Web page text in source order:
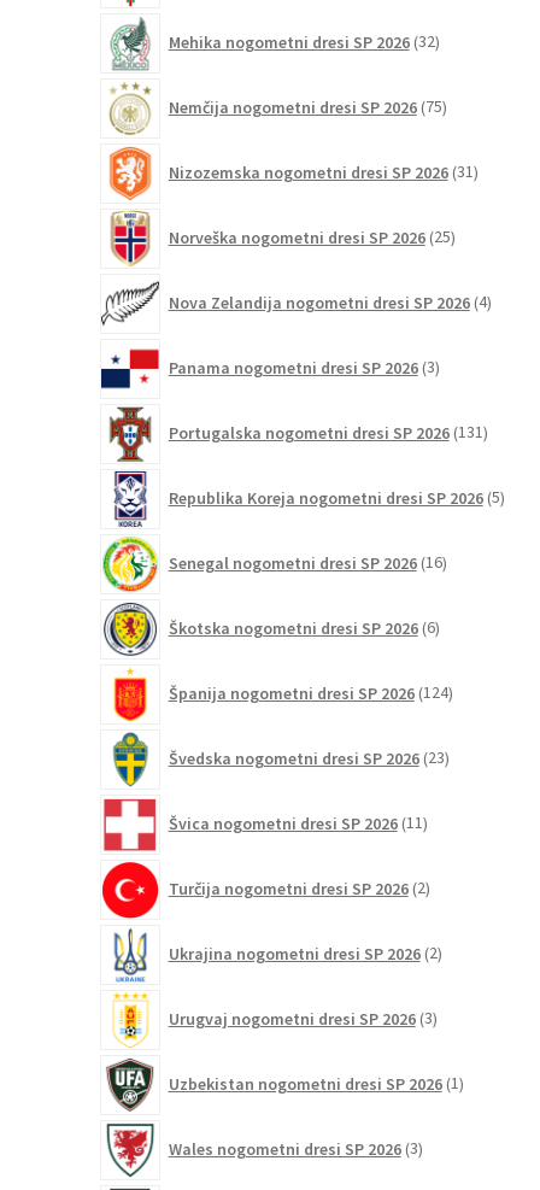
Mehika nogometni dresi SP 2026 32izdelkov
Nemčija nogometni dresi SP 2026 75izdelkov
Nizozemska nogometni dresi SP 2026 31izdelkov
Norveška nogometni dresi SP 2026 25izdelkov
Nova Zelandija nogometni dresi SP 2026 4izdelki
Panama nogometni dresi SP 2026 3izdelki
Portugalska nogometni dresi SP 2026 131
Republika Koreja nogometni dresi SP 2026 5
Senegal nogometni dresi SP 2026 16izdelkov
Škotska nogometni dresi SP 2026 6izdelkov
Španija nogometni dresi SP 2026 124izdelkov
Švedska nogometni dresi SP 2026 23izdelkov
Švica nogometni dresi SP 2026 11izdelkov
Turčija nogometni dresi SP 2026 2izdelka
Ukrajina nogometni dresi SP 2026 2izdelka
Urugvaj nogometni dresi SP 2026 3izdelki
Uzbekistan nogometni dresi SP 2026 1izdelek
Wales nogometni dresi SP 2026 3izdelki